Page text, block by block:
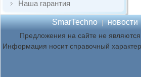
Наша гарантия
SmarTechno | новости
Предложения на сайте не
Информация носит справочный